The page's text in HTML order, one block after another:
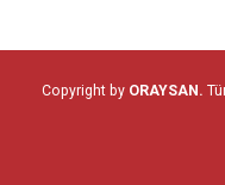
Copyright by ORAYSAN.